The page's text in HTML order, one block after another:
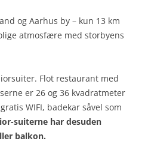
og Aarhus by – kun 13 km
atmosfære med storbyens
Flot restaurant med
er 26 og 36 kvadratmeter
WIFI, badekar såvel som
suiterne har desuden
balkon.